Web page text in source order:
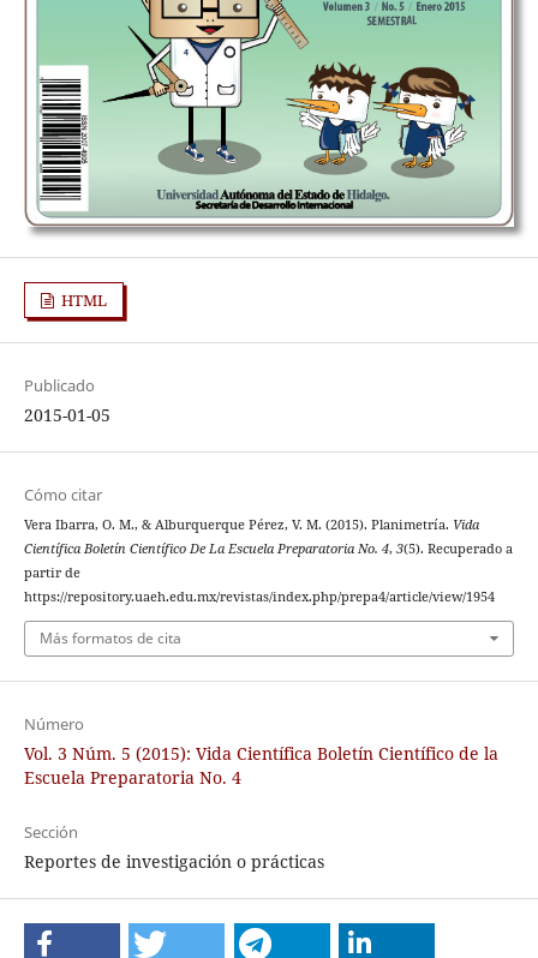
HTML
Publicado
2015-01-05
Cómo citar
Vera Ibarra, O. M., & Alburquerque Pérez, V. M. (2015). Planimetría. Vida
Científica Boletín Científico De La Escuela Preparatoria No. 4, 3(5). Recuperado a
partir de
https://repository.uaeh.edu.mx/revistas/index.php/prepa4/article/view/1954
Más formatos de cita
Número
Vol. 3 Núm. 5 (2015): Vida Científica Boletín Científico de la
Escuela Preparatoria No. 4
Sección
Reportes de investigación o prácticas